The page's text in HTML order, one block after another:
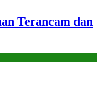
Terancam dan